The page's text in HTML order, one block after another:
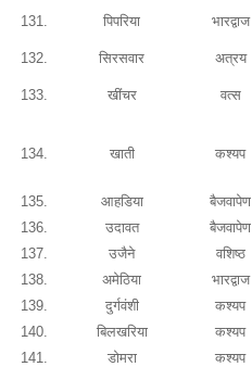
131. पिपरिया भारद्वाज
132. सिरसवार अत्रय
133. खींचर वत्स
134. खाती कश्यप
135.
आहडिया बैजवापेण
136.
उदावत बैजवापेण
137.
उजैने वशिष्ठ
138.
अमेठिया भारद्वाज
139.
दुर्गवंशी कश्यप
140.
बिलखरिया कश्यप
141.
डोमरा कश्यप